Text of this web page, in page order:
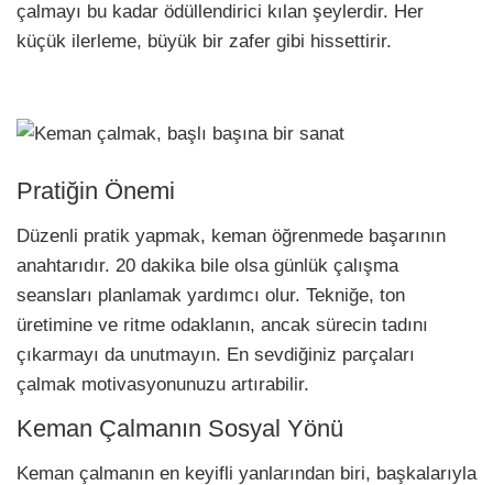
çalmayı bu kadar ödüllendirici kılan şeylerdir. Her
küçük ilerleme, büyük bir zafer gibi hissettirir.
Pratiğin Önemi
Düzenli pratik yapmak, keman öğrenmede başarının
anahtarıdır. 20 dakika bile olsa günlük çalışma
seansları planlamak yardımcı olur. Tekniğe, ton
üretimine ve ritme odaklanın, ancak sürecin tadını
çıkarmayı da unutmayın. En sevdiğiniz parçaları
çalmak motivasyonunuzu artırabilir.
Keman Çalmanın Sosyal Yönü
Keman çalmanın en keyifli yanlarından biri, başkalarıyla